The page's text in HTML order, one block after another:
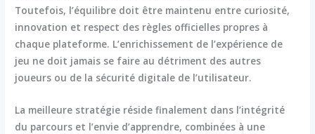
Toutefois, l’équilibre doit être maintenu entre curiosité,
innovation et respect des règles officielles propres à
chaque plateforme. L’enrichissement de l’expérience de
jeu ne doit jamais se faire au détriment des autres
joueurs ou de la sécurité digitale de l’utilisateur.
La meilleure stratégie réside finalement dans l’intégrité
du parcours et l’envie d’apprendre, combinées à une